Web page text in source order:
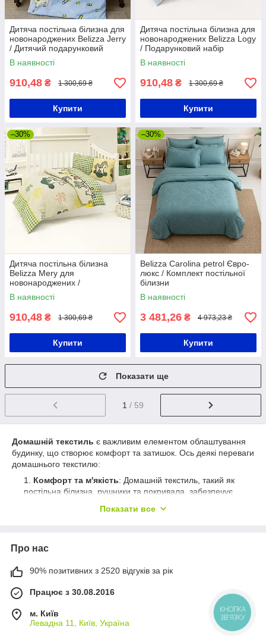
Дитяча постільна білизна для
новонароджених Belizza Jerry
/ Дитячий подарунковий
набір постільної білизни
В наявності
910,48 ₴ 1 300,69 ₴
Купити
Дитяча постільна білизна для
новонароджених Belizza Logy
/ Подарунковий набір
постільної білизни для дітей
В наявності
910,48 ₴ 1 300,69 ₴
Купити
–30%
Дитяча постільна білизна
Belizza Mery для
новонароджених /
Подарунковий комплект
постільної білизни для дітей
В наявності
910,48 ₴ 1 300,69 ₴
Купити
–30%
Belizza Carolina petrol Євро-
люкс / Комплект постільної
білизни
В наявності
3 481,26 ₴ 4 973,23 ₴
Купити
Показати ще
1 / 59
Домашній текстиль є важливим елементом облаштування
будинку, що створює комфорт та затишок. Ось деякі переваги
домашнього текстилю:
Комфорт та м'якість: Домашній текстиль, такий як
постільна білизна, рушники та покривала, забезпечує
матеріали, такі як бавовна, льон або шовк, створюють
Стиль та дизайн
Широкий вибір кольорів, візерунків та фактур дозволяє
декору кімнати.
Функціональність
: Домашній текстиль виконує різні
функції в будинку. Наприклад, постільна білизна
Показати все
Про нас
90% позитивних з 2520 відгуків за рік
Працює з 30.08.2016
м. Київ
Левадна 11, Київ, Україна
КНОПКА
ЗВ'ЯЗКУ